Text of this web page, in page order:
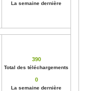
La semaine dernière
390
Total des téléchargements
0
La semaine dernière